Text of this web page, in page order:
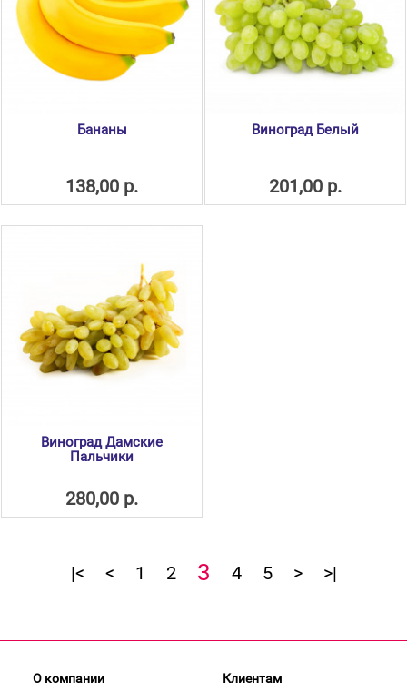
Бананы
138,00 р.
Виноград Белый
201,00 р.
Виноград Дамские
Пальчики
280,00 р.
|< < 1 2 3 4 5 > >|
О компании
Клиентам